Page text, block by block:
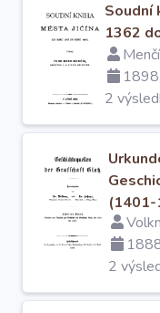
Soudní
1362
2
(1401-
2